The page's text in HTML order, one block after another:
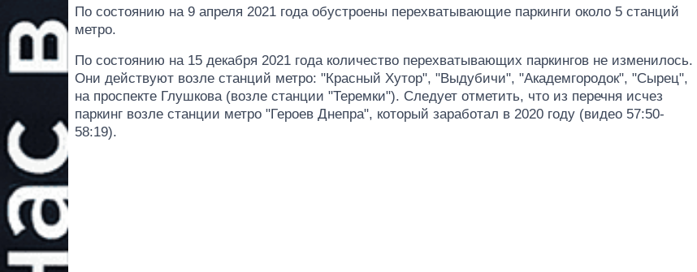
По состоянию на 9 апреля 2021 года обустроены перехватывающие паркинги около 5 станций
метро.
По состоянию на 15 декабря 2021 года количество перехватывающих паркингов не изменилось.
Они действуют возле станций метро: "Красный Хутор", "Выдубичи", "Академгородок", "Сырец",
на проспекте Глушкова (возле станции "Теремки"). Следует отметить, что из перечня исчез
паркинг возле станции метро "Героев Днепра", который заработал в 2020 году (видео 57:50-
58:19).